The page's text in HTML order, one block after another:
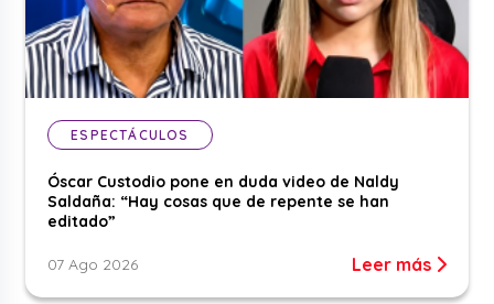
ESPECTÁCULOS
Óscar Custodio pone en duda video de Naldy
Saldaña: “Hay cosas que de repente se han
editado”
07 Ago 2026 Leer más